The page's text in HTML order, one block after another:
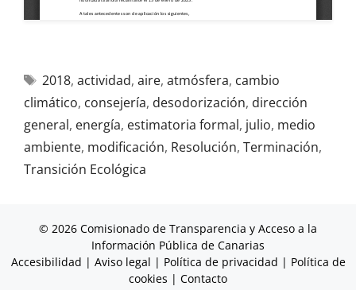
2018, actividad, aire, atmósfera, cambio
climático, consejería, desodorización, dirección
general, energía, estimatoria formal, julio, medio
ambiente, modificación, Resolución, Terminación,
Transición Ecológica
© 2026 Comisionado de Transparencia y Acceso a la
Información Pública de Canarias
Accesibilidad | Aviso legal | Política de privacidad | Política de
cookies | Contacto